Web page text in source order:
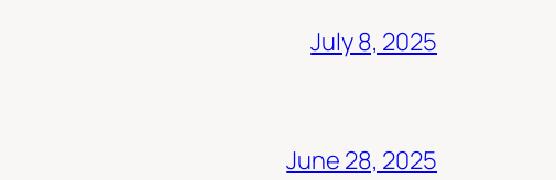
July 8, 2025
June 28, 2025